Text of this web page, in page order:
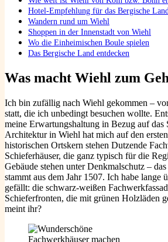
Hotel-Empfehlung für das Bergische
Wandern rund um Wiehl
Shoppen in der Innenstadt von Wiehl
Wo die Einheimischen Boule spielen
Das Bergische Land entdecken
Was macht Wiehl zum
Ich bin zufällig nach Wiehl gekommen –
statt, die ich unbedingt besuchen wollte.
meine Erwartungshaltung in Bezug auf das
Architektur in Wiehl hat mich auf den
historischen Ortskern stehen Dutzende
Schieferhäuser, die ganz typisch für die
Gebäude stehen unter Denkmalschutz –
stammt aus dem Jahr 1507. Ich habe lange
gefällt: die schwarz-weißen
Schieferfronten, die mit grünen Holzläden
meint ihr?